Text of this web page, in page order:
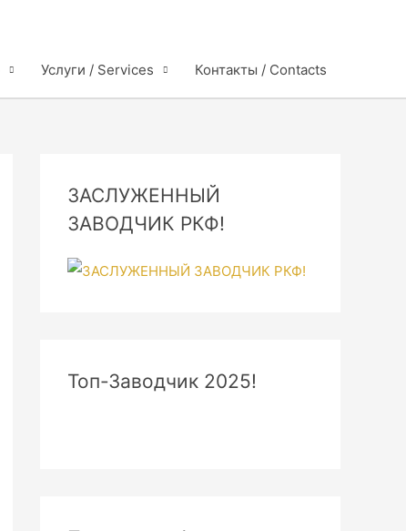
Услуги / Services Контакты / Contacts
ЗАСЛУЖЕННЫЙ
ЗАВОДЧИК РКФ!
Топ-Заводчик 2025!